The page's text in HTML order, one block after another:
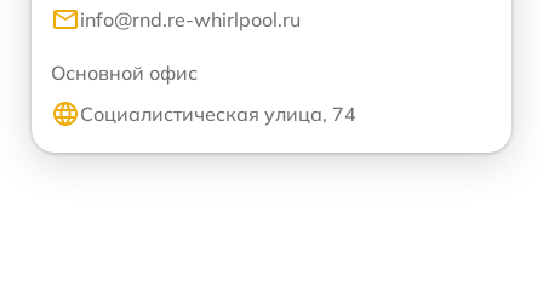
info@rnd.re-whirlpool.ru
Основной офис
Социалистическая улица, 74